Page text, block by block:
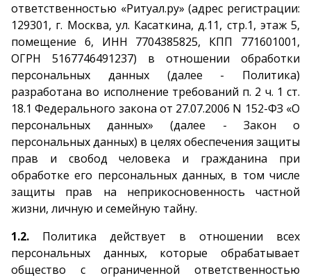
ответственностью «Ритуал.ру» (адрес регистрации:
129301, г. Москва, ул. Касаткина, д.11, стр.1, этаж 5,
помещение 6, ИНН 7704385825, КПП 771601001,
ОГРН 5167746491237) в отношении обработки
персональных данных (далее - Политика)
разработана во исполнение требований п. 2 ч. 1 ст.
18.1 Федерального закона от 27.07.2006 N 152-ФЗ «О
персональных данных» (далее - Закон о
персональных данных) в целях обеспечения защиты
прав и свобод человека и гражданина при
обработке его персональных данных, в том числе
защиты прав на неприкосновенность частной
жизни, личную и семейную тайну.
1.2. Политика действует в отношении всех
персональных данных, которые обрабатывает
общество с ограниченной ответственностью